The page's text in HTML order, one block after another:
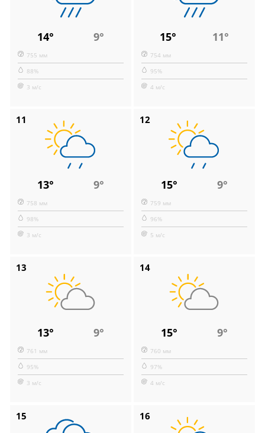
14° 9°
755 мм
88%
3 м/с
15° 11°
754 мм
95%
4 м/с
11
13° 9°
758 мм
98%
3 м/с
12
15° 9°
759 мм
96%
5 м/с
13
13° 9°
761 мм
95%
3 м/с
14
15° 9°
760 мм
97%
4 м/с
15 16